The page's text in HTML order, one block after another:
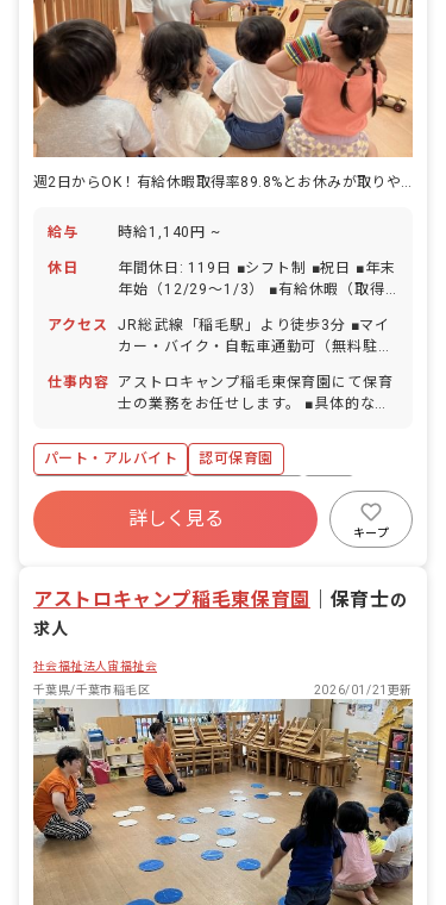
週2日からOK！有給休暇取得率89.8%とお休みが取りやすい環境です！
給与 時給1,140円 ~
休日
年間休日: 119日 ■シフト制 ■祝日 ■年末
年始（12/29～1/3） ■有給休暇（取得
上の連休相談OK） ■慶弔休暇 ■産前産
後・育児休暇（取得率100％・復帰率
100％）※条件あり ■介護・看護休暇
アクセス
JR総武線「稲毛駅」より徒歩3分 ■マイ
カー・バイク・自転車通勤可（無料駐輪
仕事内容
アストロキャンプ稲毛東保育園にて保育
士の業務をお任せします。 ■具体的な仕
一時預かりの保育業務 ・連絡帳記入（0
～1歳児のみ・アプリ） ・保護者対応
パート・アルバイト
認可保育園
ボーナス・賞与あり
社会保険完備
有給
福利厚生充実
退職金制度
残業少なめ
詳しく見る
キープ
アストロキャンプ稲毛東保育園 保育士の
求人
社会福祉法人宙福祉会
千葉県/千葉市稲毛区
2026/01/21更新